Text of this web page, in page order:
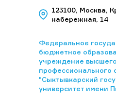
123100, Москва,
набережная, 14
Федеральное
бюджетное
учреждение высшего
профессионального
"Сыктывкарский
университет имени